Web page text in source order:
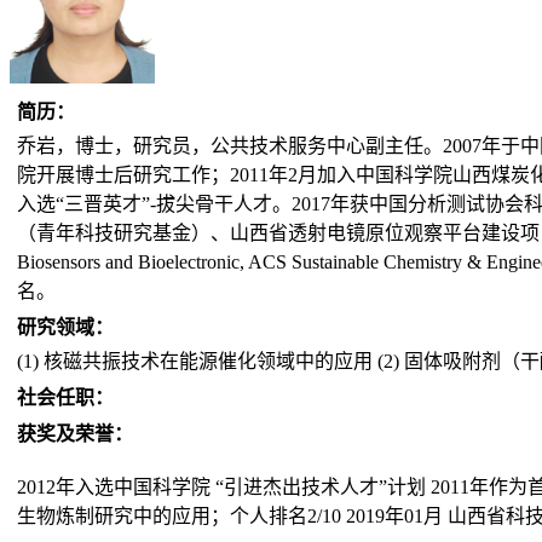
简历：
乔岩，博士，研究员，公共技术服务中心副主任。2007年于
院开展博士后研究工作；2011年2月加入中国科学院山西煤
入选“三晋英才”-拔尖骨干人才。2017年获中国分析测试协
（青年科技研究基金）、山西省透射电镜原位观察平台建设
Biosensors and Bioelectronic, ACS Sustainable Chemistry &
名。
研究领域：
(1) 核磁共振技术在能源催化领域中的应用 (2) 固体吸附剂（
社会任职：
获奖及荣誉：
2012年入选中国科学院 “引进杰出技术人才”计划 2011年作
生物炼制研究中的应用；个人排名2/10 2019年01月 山西省科